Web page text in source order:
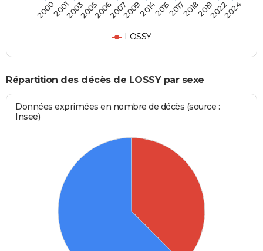
LOSSY
20002001200320052006200720092014201520172018201920222024
Répartition des décès de LOSSY par sexe
Données exprimées en nombre de décès (source :
Insee)